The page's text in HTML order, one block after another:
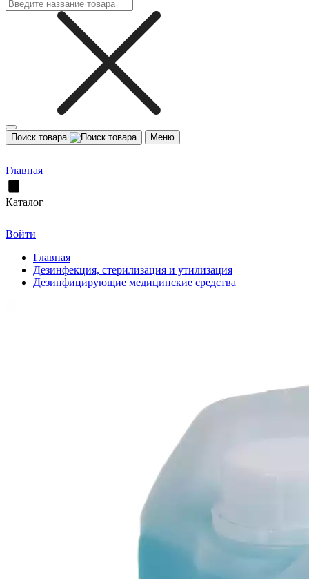
Поиск товара Меню
Главная
Каталог
Войти
Главная
Дезинфекция, стерилизация и утилизация
Дезинфицирующие медицинские средства